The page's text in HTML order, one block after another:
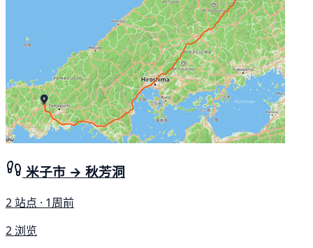
米子市 → 秋芳洞
2 站点 · 1周前
2 浏览